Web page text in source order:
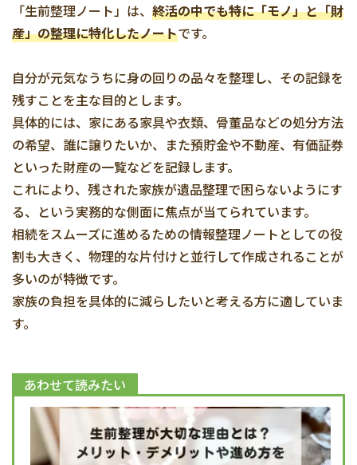
「生前整理ノート」は、 終活の中でも特に「モノ」と「財
産」の整理に特化したノートです。
自分が元気なうちに身の回りの品々を整理し、その記録を
残すことを主な目的とします。
具体的には、家にある家具や衣類、骨董品などの処分方法
の希望、誰に譲りたいか、また預貯金や不動産、有価証券
といった財産の一覧などを記録します。
これにより、残された家族が遺品整理で困らないようにす
る、という実務的な側面に焦点が当てられています。
相続をスムーズに進めるための情報整理ノートとしての役
割も大きく、物理的な片付けと並行して作成されることが
多いのが特徴です。
家族の負担を具体的に減らしたいと考える方に適していま
す。
あわせて読みたい